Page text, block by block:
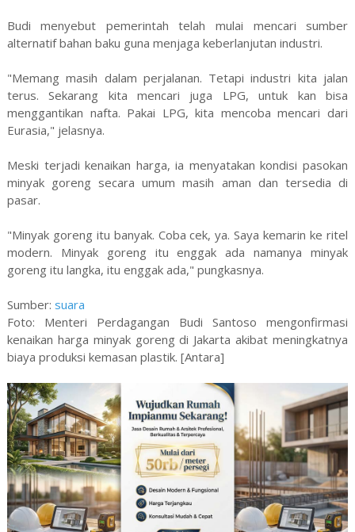
Budi menyebut pemerintah telah mulai mencari sumber
alternatif bahan baku guna menjaga keberlanjutan industri.
"Memang masih dalam perjalanan. Tetapi industri kita jalan
terus. Sekarang kita mencari juga LPG, untuk kan bisa
menggantikan nafta. Pakai LPG, kita mencoba mencari dari
Eurasia," jelasnya.
Meski terjadi kenaikan harga, ia menyatakan kondisi pasokan
minyak goreng secara umum masih aman dan tersedia di
pasar.
"Minyak goreng itu banyak. Coba cek, ya. Saya kemarin ke ritel
modern. Minyak goreng itu enggak ada namanya minyak
goreng itu langka, itu enggak ada," pungkasnya.
Sumber: suara
Foto: Menteri Perdagangan Budi Santoso mengonfirmasi
kenaikan harga minyak goreng di Jakarta akibat meningkatnya
biaya produksi kemasan plastik. [Antara]